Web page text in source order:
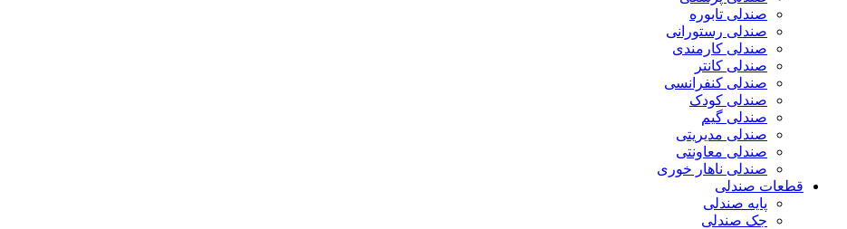
صندلی تابوره
صندلی رستورانی
صندلی کارمندی
صندلی کانتر
صندلی کنفرانسی
صندلی کودک
صندلی گیم
صندلی مدیریتی
صندلی معاونتی
صندلی ناهار خوری
قطعات صندلی
پایه صندلی
جک صندلی